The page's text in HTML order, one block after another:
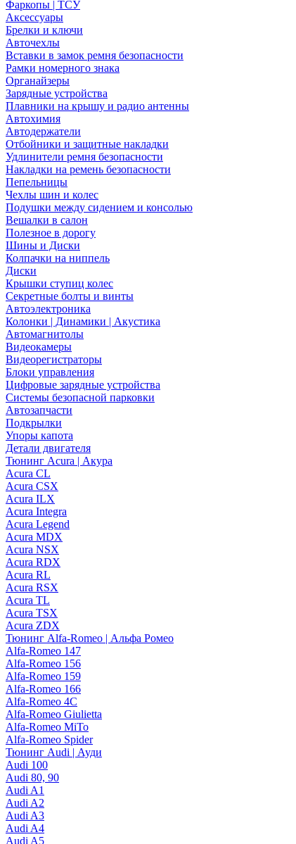
Фаркопы | ТСУ
Аксессуары
Брелки и ключи
Авточехлы
Вставки в замок ремня безопасности
Рамки номерного знака
Органайзеры
Зарядные устройства
Плавники на крышу и радио антенны
Автохимия
Автодержатели
Отбойники и защитные накладки
Удлинители ремня безопасности
Накладки на ремень безопасности
Пепельницы
Чехлы шин и колес
Подушки между сидением и консолью
Вешалки в салон
Полезное в дорогу
Шины и Диски
Колпачки на ниппель
Диски
Крышки ступиц колес
Секретные болты и винты
Автоэлектроника
Колонки | Динамики | Акустика
Автомагнитолы
Видеокамеры
Видеорегистраторы
Блоки управления
Цифровые зарядные устройства
Системы безопасной парковки
Автозапчасти
Подкрылки
Упоры капота
Детали двигателя
Тюнинг Acura | Акура
Acura CL
Acura CSX
Acura ILX
Acura Integra
Acura Legend
Acura MDX
Acura NSX
Acura RDX
Acura RL
Acura RSX
Acura TL
Acura TSX
Acura ZDX
Тюнинг Alfa-Romeo | Альфа Ромео
Alfa-Romeo 147
Alfa-Romeo 156
Alfa-Romeo 159
Alfa-Romeo 166
Alfa-Romeo 4C
Alfa-Romeo Giulietta
Alfa-Romeo MiTo
Alfa-Romeo Spider
Тюнинг Audi | Ауди
Audi 100
Audi 80, 90
Audi A1
Audi A2
Audi A3
Audi A4
Audi A5